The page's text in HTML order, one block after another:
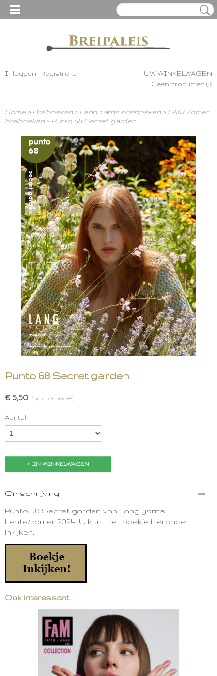
Inloggen Registreren UW WINKELWAGEN
Geen producten (0)
Home > Breiboeken > Lang Yarns breiboeken > FAM Zomer
breiboeken > Punto 68 Secret garden
Punto 68 Secret garden
€ 5,50 (inclusief btw 9%)
Aantal
IN WINKELWAGEN
Omschrijving
Punto 68 Secret garden van Lang yarns
Lente/zomer 2024. U kunt het boekje hieronder
inkijken.
Ook interessant